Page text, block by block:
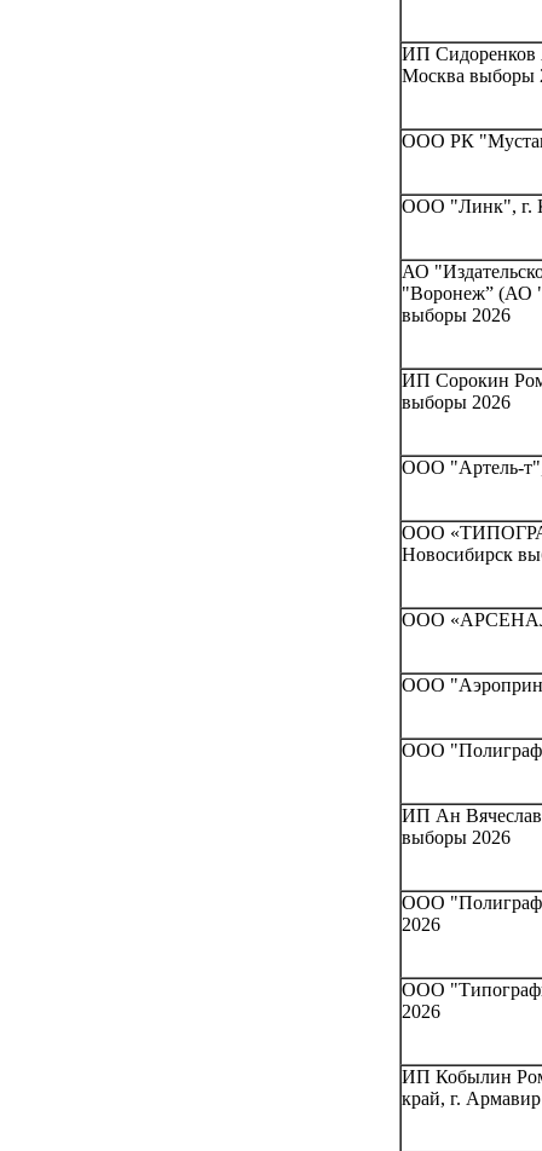
ИП Сидоренков
Москва выборы
ООО РК
ООО "Линк", г.
АО
"Воронеж” (АО
выборы 2026
ИП Сорокин
выборы 2026
ООО "Артель-
ООО
Новосибирск
ООО
ООО
ООО
ИП Ан Вячеслав
выборы 2026
ООО
2026
ООО
2026
ИП Кобылин
край, г.